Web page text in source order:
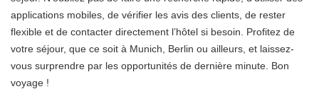
applications mobiles, de vérifier les avis des clients, de rester
flexible et de contacter directement l’hôtel si besoin. Profitez de
votre séjour, que ce soit à Munich, Berlin ou ailleurs, et laissez-
vous surprendre par les opportunités de dernière minute. Bon
voyage !